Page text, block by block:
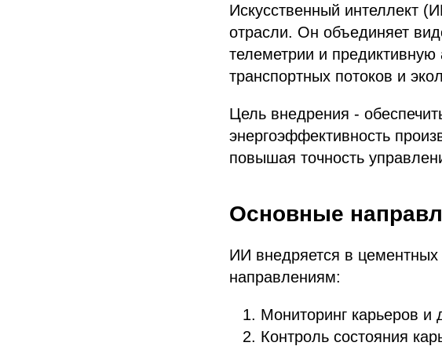
Искусственный интеллект
отрасли. Он объединяет
телеметрии и предиктивную
транспортных потоков и
Цель внедрения -
энергоэффективность
повышая точность
Основные
ИИ внедряется в
направлениям:
Мониторинг карьеров и
Контроль состояния